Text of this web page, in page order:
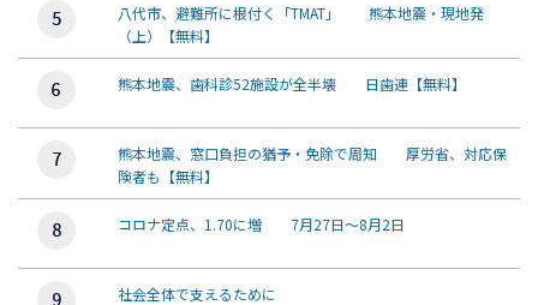
八代市、避難所に根付く「TMAT」 熊本地震・現地発
（上）【無料】
熊本地震、歯科診52施設が全半壊 日歯連【無料】
熊本地震、窓口負担の猶予・免除で周知 厚労省、対応保
険者も【無料】
コロナ定点、1.70に増 7月27日～8月2日
社会全体で支えるために